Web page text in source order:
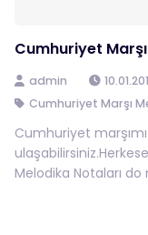
Cumhuriyet
admin
Cumhuriyet Marşı
Cumhuriyet
Melodika Notaları do